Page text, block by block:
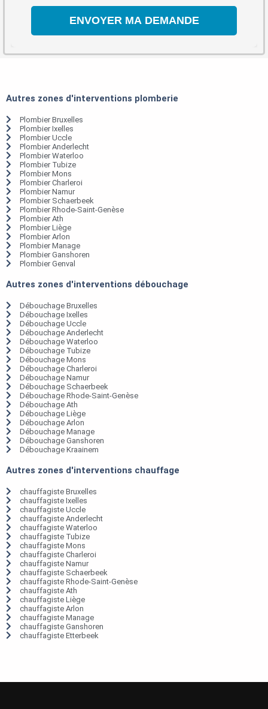
Autres zones d'interventions plomberie
Plombier Bruxelles
Plombier Ixelles
Plombier Uccle
Plombier Anderlecht
Plombier Waterloo
Plombier Tubize
Plombier Mons
Plombier Charleroi
Plombier Namur
Plombier Schaerbeek
Plombier Rhode-Saint-Genèse
Plombier Ath
Plombier Liège
Plombier Arlon
Plombier Manage
Plombier Ganshoren
Plombier Genval
Autres zones d'interventions débouchage
Débouchage Bruxelles
Débouchage Ixelles
Débouchage Uccle
Débouchage Anderlecht
Débouchage Waterloo
Débouchage Tubize
Débouchage Mons
Débouchage Charleroi
Débouchage Namur
Débouchage Schaerbeek
Débouchage Rhode-Saint-Genèse
Débouchage Ath
Débouchage Liège
Débouchage Arlon
Débouchage Manage
Débouchage Ganshoren
Débouchage Kraainem
Autres zones d'interventions chauffage
chauffagiste Bruxelles
chauffagiste Ixelles
chauffagiste Uccle
chauffagiste Anderlecht
chauffagiste Waterloo
chauffagiste Tubize
chauffagiste Mons
chauffagiste Charleroi
chauffagiste Namur
chauffagiste Schaerbeek
chauffagiste Rhode-Saint-Genèse
chauffagiste Ath
chauffagiste Liège
chauffagiste Arlon
chauffagiste Manage
chauffagiste Ganshoren
chauffagiste Etterbeek